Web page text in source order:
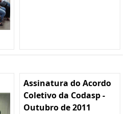
Assinatura do Acordo
Coletivo da Codasp -
Outubro de 2011